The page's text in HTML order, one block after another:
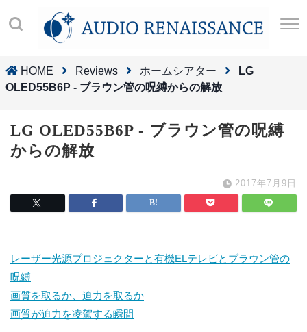
HOME Reviews ホームシアター
LG
OLED55B6P - ブラウン管の呪縛からの解放
LG OLED55B6P - ブラウン管の呪縛
からの解放
2017年7月9日
レーザー光源プロジェクターと有機ELテレビとブラウン管の
呪縛
画質を取るか、迫力を取るか
画質が迫力を凌駕する瞬間